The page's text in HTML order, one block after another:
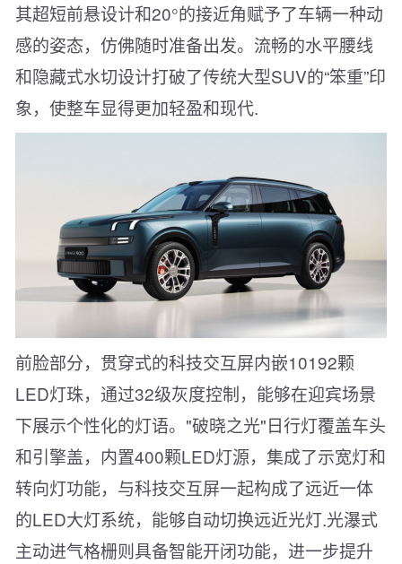
其超短前悬设计和20°的接近角赋予了车辆一种动
感的姿态，仿佛随时准备出发。流畅的水平腰线
和隐藏式水切设计打破了传统大型SUV的“笨重”印
象，使整车显得更加轻盈和现代.
前脸部分，贯穿式的科技交互屏内嵌10192颗
LED灯珠，通过32级灰度控制，能够在迎宾场景
下展示个性化的灯语。"破晓之光"日行灯覆盖车头
和引擎盖，内置400颗LED灯源，集成了示宽灯和
转向灯功能，与科技交互屏一起构成了远近一体
的LED大灯系统，能够自动切换远近光灯.光瀑式
主动进气格栅则具备智能开闭功能，进一步提升